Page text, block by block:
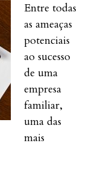
Entre todas
as ameaças
potenciais
ao sucesso
de uma
empresa
familiar,
uma das
mais